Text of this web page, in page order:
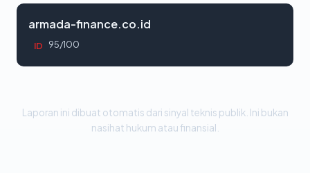
armada-finance.co.id
ID 95/100
Laporan ini dibuat otomatis dari sinyal teknis publik. Ini bukan
nasihat hukum atau finansial.